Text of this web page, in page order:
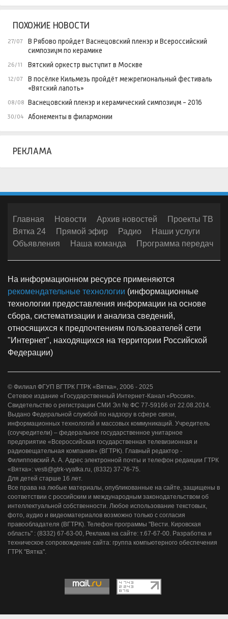
ПОХОЖИЕ НОВОСТИ
27/07
В Рябово пройдет Васнецовский пленэр и Всероссийский
симпозиум по керамике
26/11 Вятский оркестр выступит в Москве
12/07
В посёлке Кильмезь пройдёт межрегиональный фестиваль
«Вятский лапоть»
08/08 Васнецовский пленэр и керамический симпозиум - 2016
30/04 Абонементы в филармонии
РЕКЛАМА
Главная Новости Архив новостей
Проекты ТВ
Вятка 24
Прямой эфир Радио
Наши услуги
Объявления
Наша команда Программа передач
На информационном ресурсе применяются
рекомендательные технологии (информационные
технологии предоставления информации на основе
сбора, систематизации и анализа сведений,
относящихся к предпочтениям пользователей сети
"Интернет", находящихся на территории Российской
Федерации)
© Филиал ФГУП ВГТРК ГТРК «Вятка», 2006 - 2025
Сетевое издание «Государственный Интернет-Канал «Россия».
Свидетельство о регистрации СМИ Эл № ФС 77-59166 от 22.08.2014.
Выдано Федеральной службой по надзору в сфере связи,
информационных технологий и массовых коммуникаций. Учредитель
(соучредители) – федеральное государственное унитарное
предприятие «Всероссийская государственная телевизионная и
радиовещательная компания» (ВГТРК). Главный редактор -
Филипповский А. А. Адрес электронной почты и телефон редакции ГТРК
«Вятка»: vesti@gtrk-vyatka.ru, (8332) 37-76-75.
Для детей старше 16 лет.
Все права на любые материалы, опубликованные на сайте, защищены в
соответствии с российским и международным законодательством об
интеллектуальной собственности. Любое использование текстовых,
фото, аудио и видеоматериалов возможно только с согласия
правообладателя (ВГТРК). Телефон программы "Вести. Кировская
область" : (8332) 67-63-00, Реклама на сайте: т.67-67-00. Разработка и
техническое сопровождение сайта: группа компьютерного обеспечения
ГТРК "Вятка".